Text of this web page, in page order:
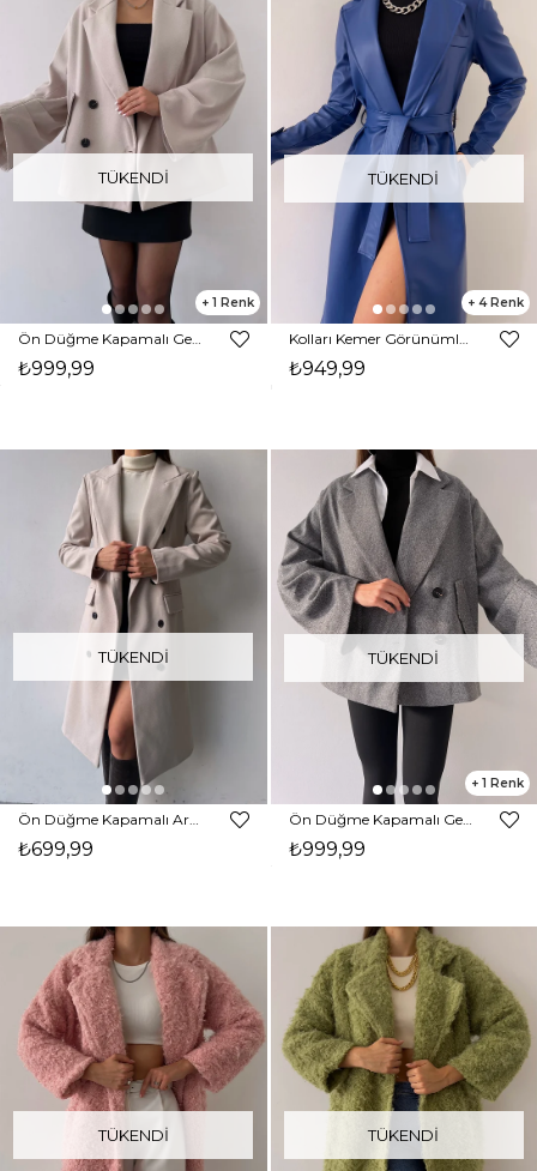
TÜKENDI
1
₺999,99
TÜKENDI
4
₺949,99
TÜKENDI
₺699,99
TÜKENDI
1
Ön Düğme Kapamalı Geniş Kesim Kayo Kadın Gri Kaban 23K000270
₺999,99
TÜKENDI TÜKENDI